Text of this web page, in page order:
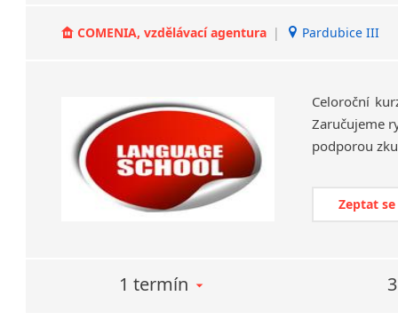
COMENIA, vzdělávací agentura | Pardubice III
Celoroční
Zaručujeme
Zeptat
1 termín